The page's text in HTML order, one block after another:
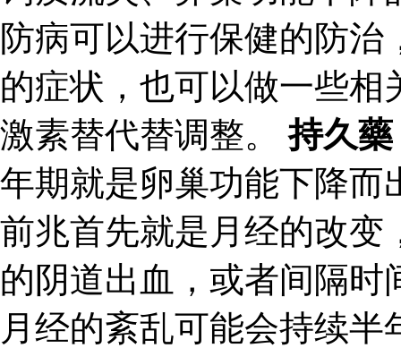
防病可以进行保健的防
的症状，也可以做一些
激素替代替调整。持久藥
年期就是卵巢功能下降而
前兆首先就是月经的改变
的阴道出血，或者间隔
月经的紊乱可能会持续